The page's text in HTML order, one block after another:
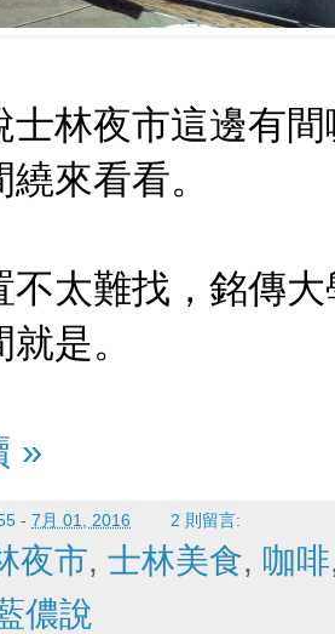
士林夜市這邊有
來看看。
不太難找，銘傳
是。
»
- 7月 01, 2016 2 則留言:
夜市, 士林美食, 咖啡
儂說